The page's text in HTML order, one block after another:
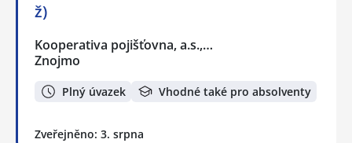
ž)
Kooperativa pojišťovna, a.s.,…
Znojmo
Plný úvazek Vhodné také pro absolventy
Zveřejněno: 3. srpna